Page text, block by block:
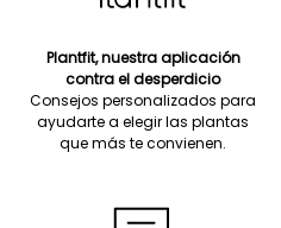
Plantfit, nuestra aplicación
contra el desperdicio
Consejos personalizados para
ayudarte a elegir las plantas
que más te convienen.